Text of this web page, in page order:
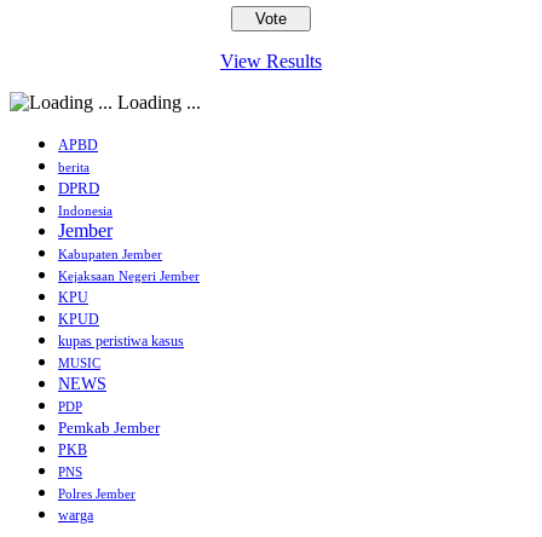
View Results
Loading ...
APBD
berita
DPRD
Indonesia
Jember
Kabupaten Jember
Kejaksaan Negeri Jember
KPU
KPUD
kupas peristiwa kasus
MUSIC
NEWS
PDP
Pemkab Jember
PKB
PNS
Polres Jember
warga